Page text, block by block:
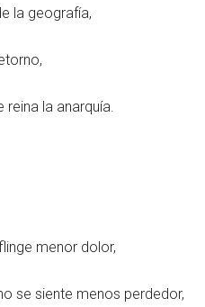
la geografía,
reina la anarquía.
menor dolor,
se siente menos perdedor,